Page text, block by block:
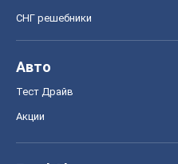
СНГ решебники
Авто
Тест Драйв
Акции